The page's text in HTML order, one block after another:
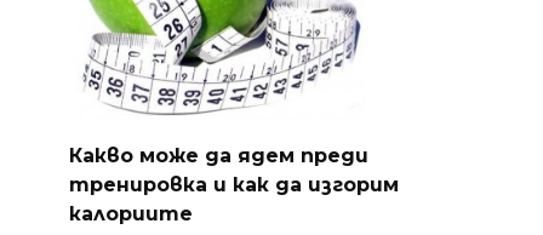
Какво може да ядем преди
тренировка и как да изгорим
калориите